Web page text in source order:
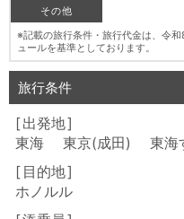
その他
※記載の旅行条件・旅行代金は、令
ュールを基準としております。
旅行条件
出発地
東海 東京(成田) 東海
目的地
ホノルル